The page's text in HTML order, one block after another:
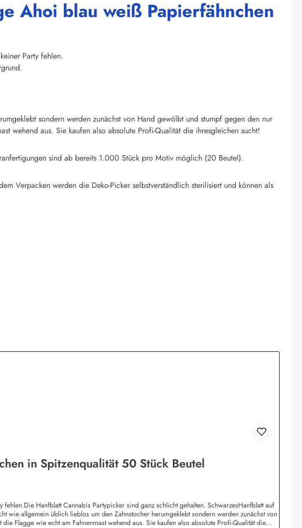
Ahoi blau weiß Papierfähnchen
Party fehlen.
sondern werden zunächst von Hand gewölbt und stumpf gegen den nur
wehend aus. Sie kaufen also absolute Profi-Qualität die ihresgleichen sucht!
sind ab bereits 1.000 Stück pro Motiv möglich (20 Beutel).
Verpacken werden die Deko-Picker selbstverständlich sterilisiert und können als
in Spitzenqualität 50 Stück Beutel
Hanfblatt Cannabis Partypicker sind ganz schlicht gehalten. SchwarzesHanfblatt auf
wie allgemein üblich lieblos um den Zahnstocher herumgeklebt sondern werden zunächst von
Flagge wie echt am Fahnenmast wehend aus. Sie kaufen also absolute Profi-Qualität die